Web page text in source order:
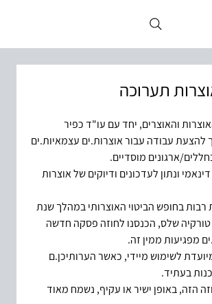
תערוכה
איגוד האוצרות והאוצרים, יחד עם עו"ד כפיר
עבודה עבור אוצרות.ים עצמאיות.ים
ארגונים מוסדיים.
ונתון לעדכונים ודיוקים של אוצרות
רבות בחופש הביטוי האוצרותי במהלך שנת
טורקיה שלס, הכנסנו לחוזה פסקה חדשה
מפגיעות ממין זה.
לשימוש מיידי, כאשר הערותיכן.ם
בעתיד.
הזה, באופן ישיר או עקיף, נשמח מאוד